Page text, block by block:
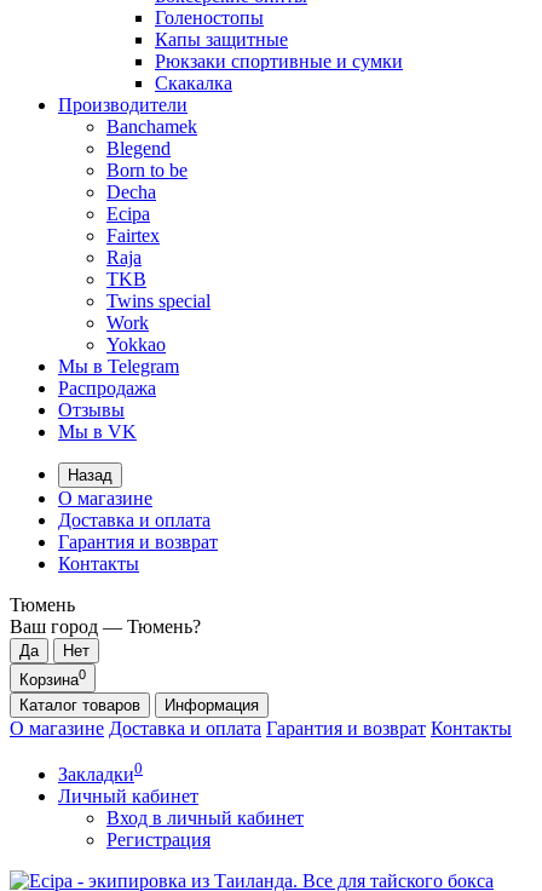
Голеностопы
Капы защитные
Рюкзаки спортивные и сумки
Скакалка
Производители
Banchamek
Blegend
Born to be
Decha
Ecipa
Fairtex
Raja
TKB
Twins special
Work
Yokkao
Мы в Telegram
Распродажа
Отзывы
Мы в VK
Назад
О магазине
Доставка и оплата
Гарантия и возврат
Контакты
Тюмень
Ваш город — Тюмень?
Корзина0
Каталог товаров Информация
О магазине Доставка и оплата Гарантия и возврат Контакты
Закладки0
Личный кабинет
Вход в личный кабинет
Регистрация